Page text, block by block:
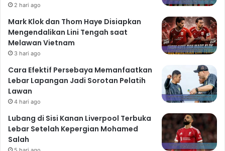
2 hari ago
Mark Klok dan Thom Haye Disiapkan
Mengendalikan Lini Tengah saat
Melawan Vietnam
3 hari ago
Cara Efektif Persebaya Memanfaatkan
Lebar Lapangan Jadi Sorotan Pelatih
Lawan
4 hari ago
Lubang di Sisi Kanan Liverpool Terbuka
Lebar Setelah Kepergian Mohamed
Salah